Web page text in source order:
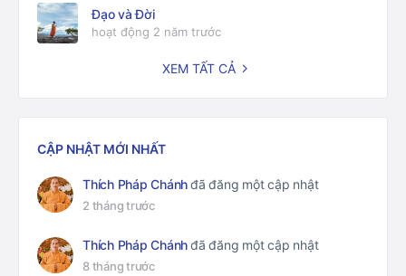
Đạo và Đời
hoạt động 2 năm trước
XEM TẤT CẢ
CẬP NHẬT MỚI NHẤT
Thích Pháp Chánhđã đăng một cập nhật
2 tháng trước
Thích Pháp Chánhđã đăng một cập nhật
8 tháng trước